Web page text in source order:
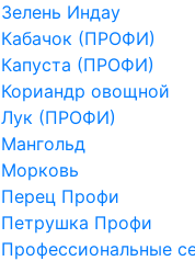
Зелень Индау
Кабачок (ПРОФИ)
Капуста (ПРОФИ)
Кориандр овощной
Лук (ПРОФИ)
Мангольд
Морковь
Перец Профи
Петрушка Профи
Профессиональные